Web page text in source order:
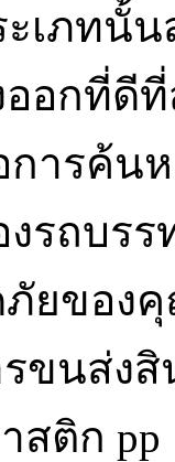
เภทนั้
ออกที่ดี
การค้น
รถบร
ยของ
ขนส่ง
สติก